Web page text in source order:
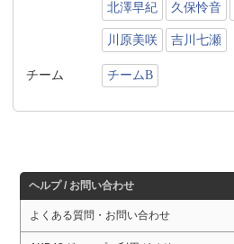
北澤早紀 久保怜音
川原美咲 吉川七瀬
チーム チームB
ヘルプ / お問い合わせ
よくある質問・お問い合わせ